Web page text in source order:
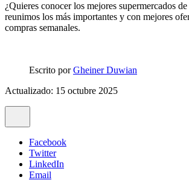
¿Quieres conocer los mejores supermercados
reunimos los más importantes y con mejores
compras semanales.
Escrito porGheiner Duwian
Actualizado: 15 octubre 2025
Facebook
Twitter
LinkedIn
Email